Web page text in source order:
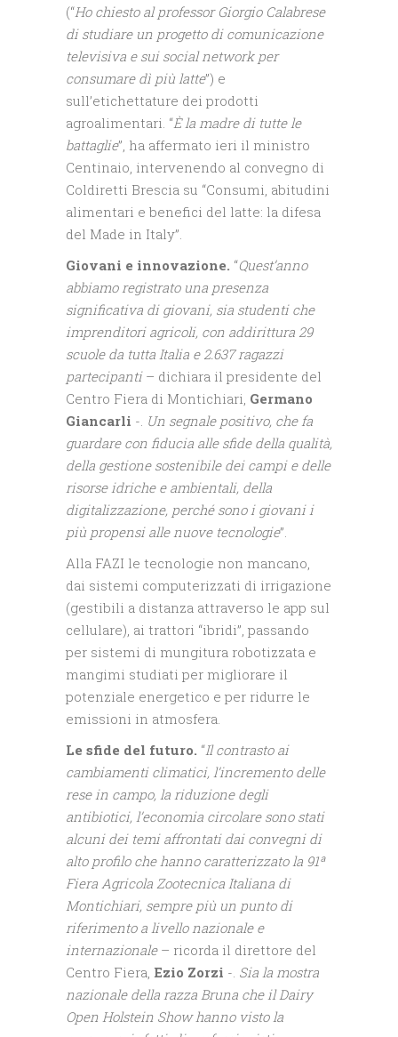
(“Ho chiesto al professor Giorgio Calabrese
di studiare un progetto di comunicazione
televisiva e sui social network per
consumare dì più latte”) e
sull’etichettature dei prodotti
agroalimentari. “È la madre di tutte le
battaglie”, ha affermato ieri il ministro
Centinaio, intervenendo al convegno di
Coldiretti Brescia su “Consumi, abitudini
alimentari e benefici del latte: la difesa
del Made in Italy”.
Giovani e innovazione. “Quest’anno
abbiamo registrato una presenza
significativa di giovani, sia studenti che
imprenditori agricoli, con addirittura 29
scuole da tutta Italia e 2.637 ragazzi
partecipanti– dichiara il presidente del
Centro Fiera di Montichiari, Germano
Giancarli -. Un segnale positivo, che fa
guardare con fiducia alle sfide della qualità,
della gestione sostenibile dei campi e delle
risorse idriche e ambientali, della
digitalizzazione, perché sono i giovani i
più propensi alle nuove tecnologie”.
Alla FAZI le tecnologie non mancano,
dai sistemi computerizzati di irrigazione
(gestibili a distanza attraverso le app sul
cellulare), ai trattori “ibridi”, passando
per sistemi di mungitura robotizzata e
mangimi studiati per migliorare il
potenziale energetico e per ridurre le
emissioni in atmosfera.
Le sfide del futuro. “Il contrasto ai
cambiamenti climatici, l’incremento delle
rese in campo, la riduzione degli
antibiotici, l’economia circolare sono stati
alcuni dei temi affrontati dai convegni di
alto profilo che hanno caratterizzato la 91ª
Fiera Agricola Zootecnica Italiana di
Montichiari, sempre più un punto di
riferimento a livello nazionale e
internazionale– ricorda il direttore del
Centro Fiera, Ezio Zorzi -. Sia la mostra
nazionale della razza Bruna che il Dairy
Open Holstein Show hanno visto la